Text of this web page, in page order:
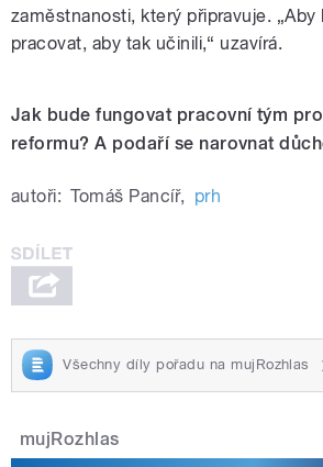
zaměstnanosti, který připravuje.
pracovat, aby tak učinili,“ uzavírá.
Jak bude fungovat pracovní tým
reformu? A podaří se narovnat
autoři: Tomáš Pancíř, prh
Všechny díly pořadu na mujRozhlas
mujRozhlas